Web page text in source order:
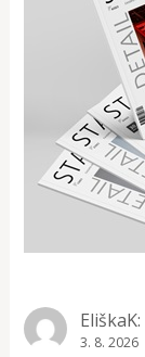
EliškaK:
3. 8. 2026